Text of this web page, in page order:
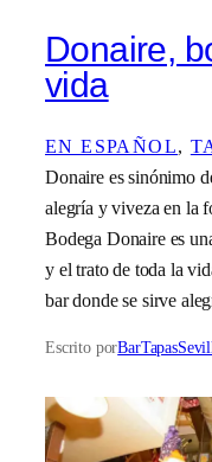
Donaire,
vida
EN ESPAÑOL,
Donaire es sinónimo
alegría y viveza en la
Bodega Donaire es
y el trato de toda la
bar donde se sirve
Escrito por